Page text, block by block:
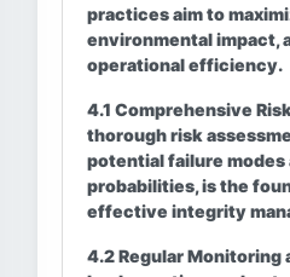
practices aim to
environmental impact,
operational efficiency.
4.1 Comprehensive
thorough risk
potential failure modes
probabilities, is the
effective integrity
4.2 Regular Monitoring